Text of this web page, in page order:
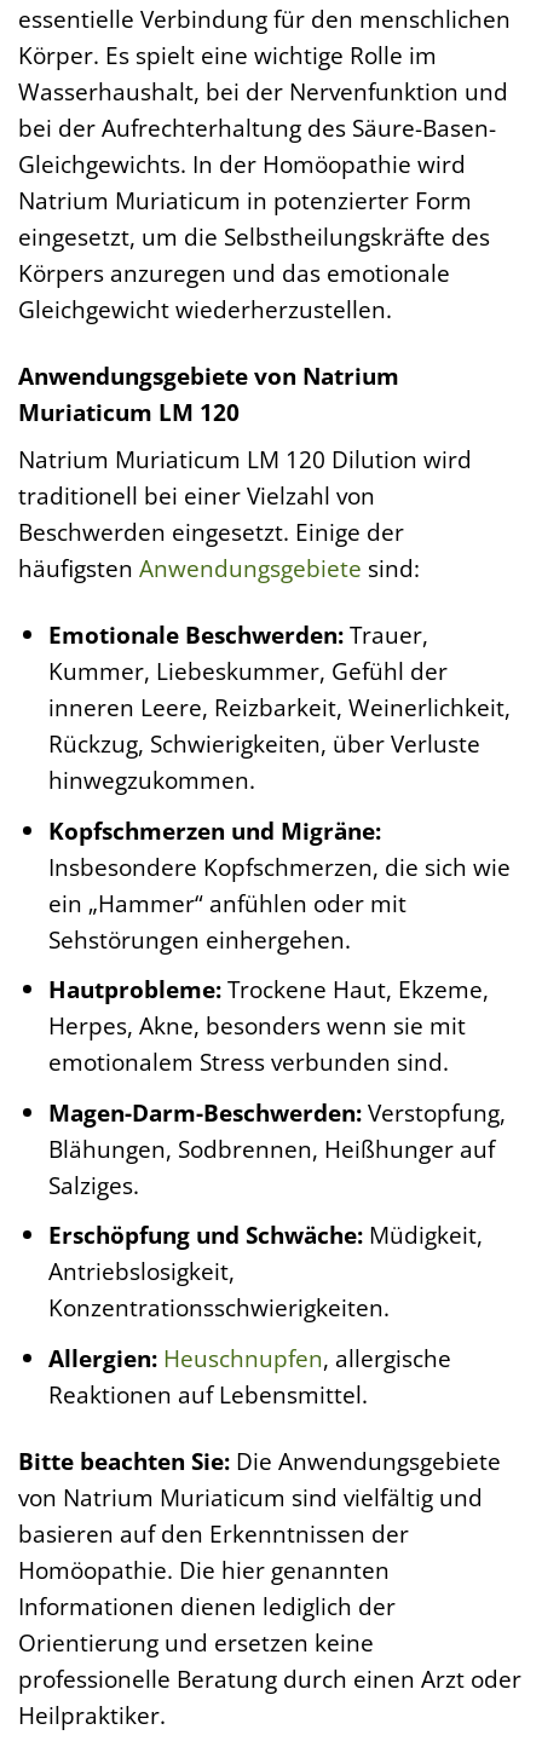
essentielle Verbindung für den menschlichen
Körper. Es spielt eine wichtige Rolle im
Wasserhaushalt, bei der Nervenfunktion und
bei der Aufrechterhaltung des Säure-Basen-
Gleichgewichts. In der Homöopathie wird
Natrium Muriaticum in potenzierter Form
eingesetzt, um die Selbstheilungskräfte des
Körpers anzuregen und das emotionale
Gleichgewicht wiederherzustellen.
Anwendungsgebiete von Natrium
Muriaticum LM 120
Natrium Muriaticum LM 120 Dilution wird
traditionell bei einer Vielzahl von
Beschwerden eingesetzt. Einige der
häufigsten Anwendungsgebiete sind:
Emotionale Beschwerden:Trauer,
Kummer, Liebeskummer, Gefühl der
inneren Leere, Reizbarkeit, Weinerlichkeit,
Rückzug, Schwierigkeiten, über Verluste
hinwegzukommen.
Kopfschmerzen und Migräne:
Insbesondere Kopfschmerzen, die sich wie
ein „Hammer“ anfühlen oder mit
Sehstörungen einhergehen.
Hautprobleme:Trockene Haut, Ekzeme,
Herpes, Akne, besonders wenn sie mit
emotionalem Stress verbunden sind.
Magen-Darm-Beschwerden:Verstopfung,
Blähungen, Sodbrennen, Heißhunger auf
Salziges.
Erschöpfung und Schwäche:Müdigkeit,
Antriebslosigkeit,
Konzentrationsschwierigkeiten.
Allergien: Heuschnupfen, allergische
Reaktionen auf Lebensmittel.
Bitte beachten Sie: Die Anwendungsgebiete
von Natrium Muriaticum sind vielfältig und
basieren auf den Erkenntnissen der
Homöopathie. Die hier genannten
Informationen dienen lediglich der
Orientierung und ersetzen keine
professionelle Beratung durch einen Arzt oder
Heilpraktiker.